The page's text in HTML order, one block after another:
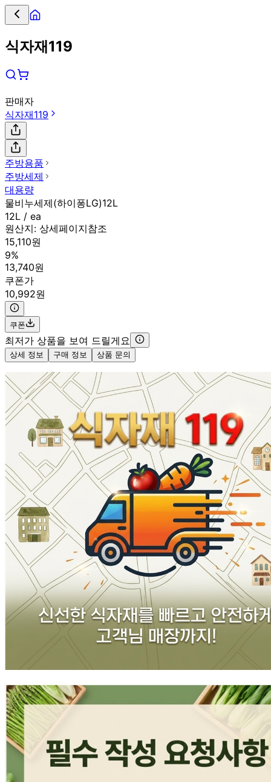
식자재119
판매자
식자재119
주방용품
주방세제
대용량
물비누세제(하이퐁LG)12L
12L / ea
원산지: 상세페이지참조
15,110원
9%
13,740원
쿠폰가
10,992원
쿠폰
최저가 상품을 보여 드릴게요
상세 정보 구매 정보 상품 문의